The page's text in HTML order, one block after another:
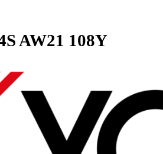
4S AW21 108Y